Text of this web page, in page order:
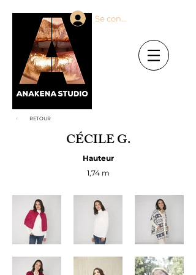
Se connecter
RETOUR
CÉCILE G.
Hauteur
1,74 m